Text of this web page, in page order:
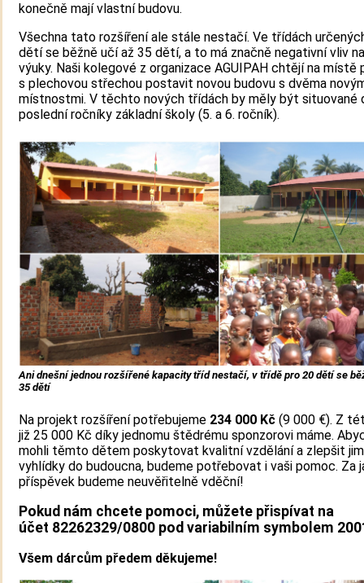
konečně mají vlastní budovu.
Všechna tato rozšíření ale stále nestačí. Ve třídách
dětí se běžně učí až 35 dětí, a to má značně negativní vliv
výuky. Naši kolegové z organizace AGUIPAH chtějí na místě
s plechovou střechou postavit novou budovu s dvěma
místnostmi. V těchto nových třídách by měly být situované
poslední ročníky základní školy (5. a 6. ročník).
Ani dnešní jednou rozšířené kapacity tříd nestačí, v třídě pro 20 dětí se
35 dětí
Na projekt rozšíření potřebujeme 234 000 Kč (9 000 €). Z
již 25 000 Kč díky jednomu štědrému sponzorovi máme.
mohli těmto dětem poskytovat kvalitní vzdělání a zlepšit
vyhlídky do budoucna, budeme potřebovat i vaši pomoc. Za
příspěvek budeme neuvěřitelně vděční!
Pokud nám chcete pomoci, můžete přispívat na
účet 82262329/0800 pod variabilním symbolem
Všem dárcům předem děkujeme!